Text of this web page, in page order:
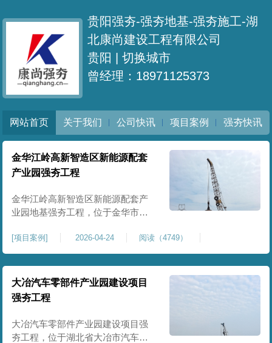
贵阳强夯-强夯地基-强夯施工-湖
北康尚建设工程有限公司
贵阳 |切换城市
曾经理：18971125373
网站首页 关于我们 公司快讯 项目案例 强夯快讯
金华江岭高新智造区新能源配套
产业园强夯工程
金华江岭高新智造区新能源配套产
业园地基强夯工程，位于金华市江
园区重点基建配套项目。本项目地
基强夯处理总面积40000㎡，施工范
围为新能源配套产业园核心建设地
块。项目场地为园区新建建设用
地，原始场地土质松散、土层固结
不均匀、孔隙较大、地基承载力偏
弱。新能源产业园厂房及配套设施
对
[项目案例] 2026-04-24 阅读（4749）
大冶汽车零部件产业园建设项目
强夯工程
大冶汽车零部件产业园建设项目强
夯工程，位于湖北省大冶市汽车零